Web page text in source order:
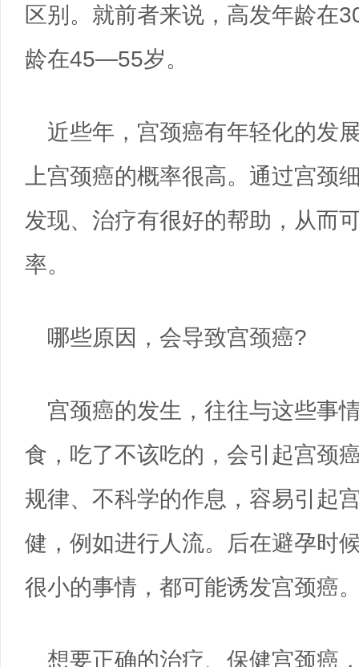
区别。就前者来说，高发年龄在
龄在45—55岁。
近些年，宫颈癌有年轻化的发
上宫颈癌的概率很高。通过宫颈
发现、治疗有很好的帮助，从而
率。
哪些原因，会导致宫颈癌?
宫颈癌的发生，往往与这些事
食，吃了不该吃的，会引起宫颈
规律、不科学的作息，容易引起
健，例如进行人流。后在避孕时
很小的事情，都可能诱发宫颈癌
想要正确的治疗、保健宫颈癌